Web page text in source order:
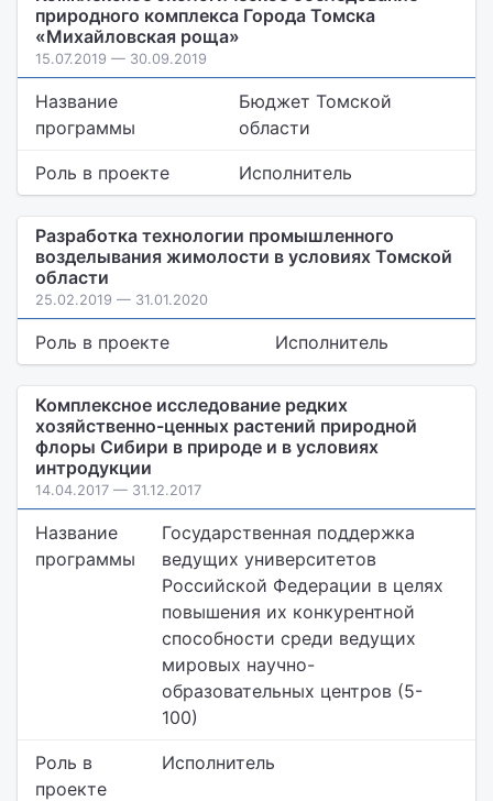
природного комплекса Города Томска
«Михайловская роща»
15.07.2019 — 30.09.2019
Название
программы
Бюджет Томской
области
Роль в проекте Исполнитель
Разработка технологии промышленного
возделывания жимолости в условиях Томской
области
25.02.2019 — 31.01.2020
Роль в проекте Исполнитель
Комплексное исследование редких
хозяйственно-ценных растений природной
флоры Сибири в природе и в условиях
интродукции
14.04.2017 — 31.12.2017
Название
программы
Государственная поддержка
ведущих университетов
Российской Федерации в целях
повышения их конкурентной
способности среди ведущих
мировых научно-
образовательных центров (5-
100)
Роль в
проекте
Исполнитель